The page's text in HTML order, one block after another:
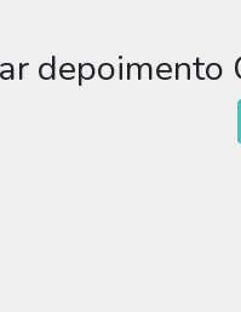
depoimento